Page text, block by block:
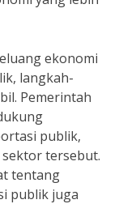
ekonomi
langkah-
Pemerintah
publik,
tersebut.
tentang
publik juga